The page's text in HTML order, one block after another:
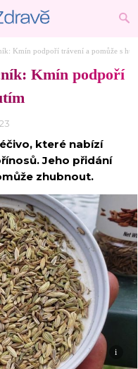
Kmín podpoří trávení a pomůže s
Kmín podpoří
které nabízí
Jeho přidání
zhubnout.
i